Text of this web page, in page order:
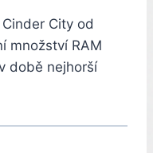
City od
množství RAM
době nejhorší